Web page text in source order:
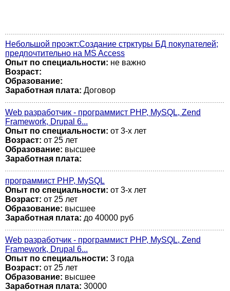
Небольшой проэкт:Создание стрктуры БД покупателей;
предпочтительно на MS Access
Опыт по специальности: не важно
Возраст:
Образование:
Заработная плата: Договор
Web разработчик - программист PHP, MySQL, Zend
Framework, Drupal 6...
Опыт по специальности: от 3-х лет
Возраст: от 25 лет
Образование: высшее
Заработная плата:
программист PHP, MySQL
Опыт по специальности: от 3-х лет
Возраст: от 25 лет
Образование: высшее
Заработная плата: до 40000 руб
Web разработчик - программист PHP, MySQL, Zend
Framework, Drupal 6...
Опыт по специальности: 3 года
Возраст: от 25 лет
Образование: высшее
Заработная плата: 30000